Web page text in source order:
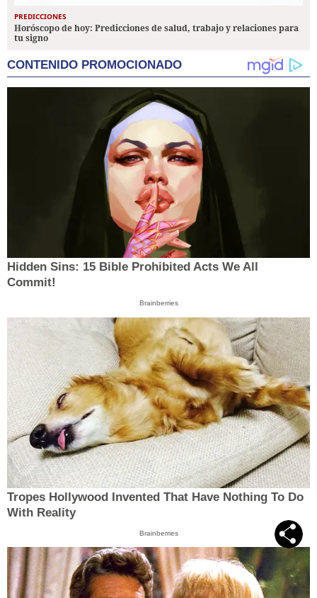
PREDICCIONES
Horóscopo de hoy: Predicciones de salud, trabajo y relaciones para
tu signo
CONTENIDO PROMOCIONADO
Hidden Sins: 15 Bible Prohibited Acts We All
Commit!
Brainberries
Tropes Hollywood Invented That Have Nothing To Do
With Reality
Brainberries